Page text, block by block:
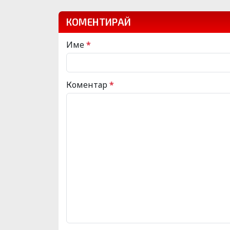
КОМЕНТИРАЙ
Име*
Коментар*